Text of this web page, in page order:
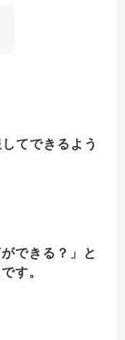
てできるよう
できる？」と
す。